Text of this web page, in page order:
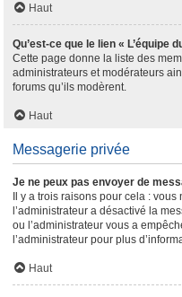
Haut
Qu’est-ce que le lien « L’équipe
Cette page donne la liste des
administrateurs et modérateurs
forums qu’ils modèrent.
Haut
Messagerie privée
Je ne peux pas envoyer de
Il y a trois raisons pour cela :
l’administrateur a désactivé la
ou l’administrateur vous a
l’administrateur pour plus
Haut